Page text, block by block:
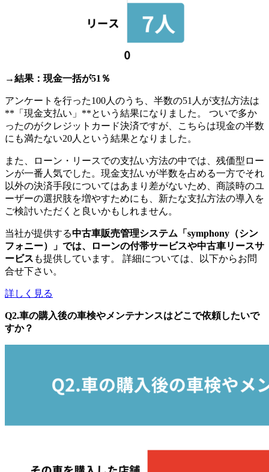
→結果：現金一括が51％
アンケートを行った100人のうち、半数の51人が支払方法は
**「現金支払い」**という結果になりました。 ついで多か
ったのがクレジットカード決済ですが、こちらは現金の半数
にも満たない20人という結果となりました。
また、ローン・リースでの支払い方法の中では、残価型ロー
ンが一番人気でした。現金支払いが半数を占める一方でそれ
以外の決済手段についてはあまり差がないため、商談時のユ
ーザーの選択肢を増やすためにも、新たな支払方法の導入を
ご検討いただくと良いかもしれません。
当社が提供する中古車販売管理システム「symphony（シン
フォニー）」 では、 ローンの付帯サービスや中古車リースサ
ービス も提供しています。 詳細については、以下からお問
合せ下さい。
詳しく見る
Q2.車の購入後の車検やメンテナンスはどこで依頼したいで
すか？